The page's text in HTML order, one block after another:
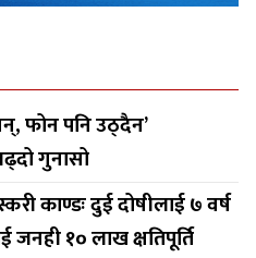
फोन पनि उठ्दैन’
गुनासो
काण्डः दुई दोषीलाई ७ वर्ष
जनही १० लाख क्षतिपूर्ति